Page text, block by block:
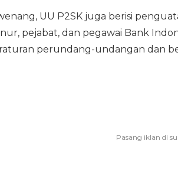
UU P2SK juga berisi
pejabat, dan pegawai Bank
perundang-undangan dan